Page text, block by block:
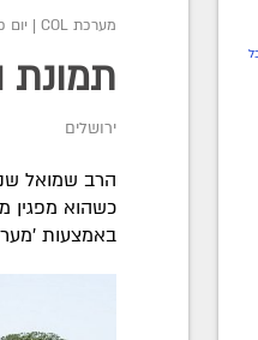
מערכת COL | יום כ'
תמונת
ירושלים
הרב שמואל
כשהוא מפגין
באמצעות